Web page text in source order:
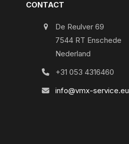
CONTACT
De Reulver 69
7544 RT Enschede
Nederland
+31 053 4316460
info@vmx-service.eu